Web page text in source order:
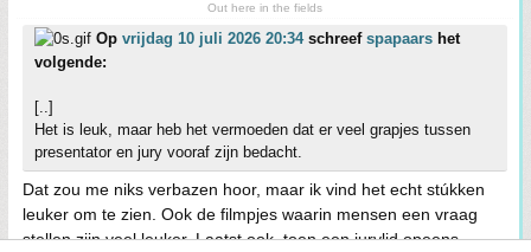
Out here in the fields
Op vrijdag 10 juli 2026 20:34schreef spapaars het
volgende:
[..]
Het is leuk, maar heb het vermoeden dat er veel grapjes tussen
presentator en jury vooraf zijn bedacht.
Dat zou me niks verbazen hoor, maar ik vind het echt stúkken
leuker om te zien. Ook de filmpjes waarin mensen een vraag
stellen zijn veel leuker. Laatst ook, toen een jurylid opeens